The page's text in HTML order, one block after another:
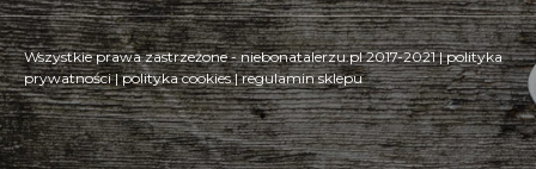
Wszystkie prawa zastrzeżone - niebonatalerzu.pl 2017-2021 |polityka
prywatności|polityka cookies|regulamin sklepu